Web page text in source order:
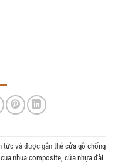
tứcvà được gắn thẻ cửa gỗ chống
cua nhua composite, cửa nhựa đài